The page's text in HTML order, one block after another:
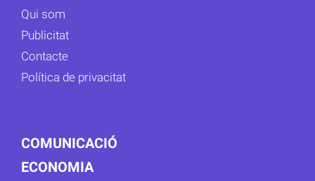
Qui som
Publicitat
Contacte
Política de privacitat
COMUNICACIÓ
ECONOMIA